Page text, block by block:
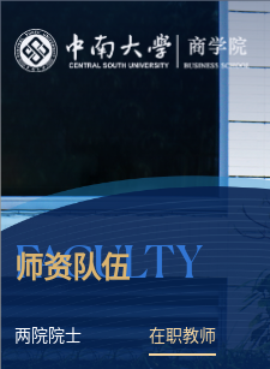
FACULTY
师资队伍
两院院士 在职教师